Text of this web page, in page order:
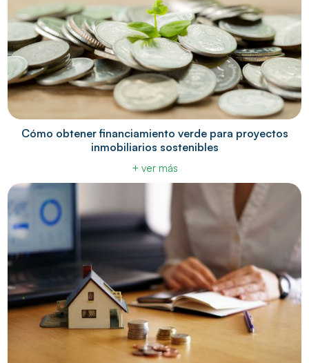
Cómo obtener financiamiento verde para proyectos
inmobiliarios sostenibles
+ ver más